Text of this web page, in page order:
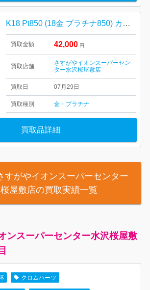
K18 Pt850 (18金 プラチナ850) カラーチェンジガーネット付きリング ジュエリー
買取金額 42,000 円
買取店舗
さすがやイオンスーパーセン
ター水沢桜屋敷店
買取日 07月29日
買取種別 金・プラチナ
買取品詳細
すがやイオンスーパーセンター
屋敷店の買取実績一覧
ンスーパーセンター水沢桜屋敷
クロムハーツ